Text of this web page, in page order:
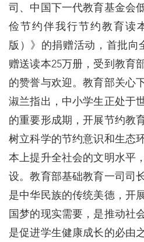
司、中国下一代教育基金会
俭节约伴我行节约教育读
版）》的捐赠活动，首批向
赠送读本25万册，受到教育
的赞誉与欢迎。教育部关心
淑兰指出，中小学生正处于
的重要形成期，开展节约教
树立科学的节约意识和生态
本上提升全社会的文明水平
设。教育部基础教育一司司
是中华民族的传统美德，开
国梦的现实需要，是推动社
是促进学生健康成长的必由